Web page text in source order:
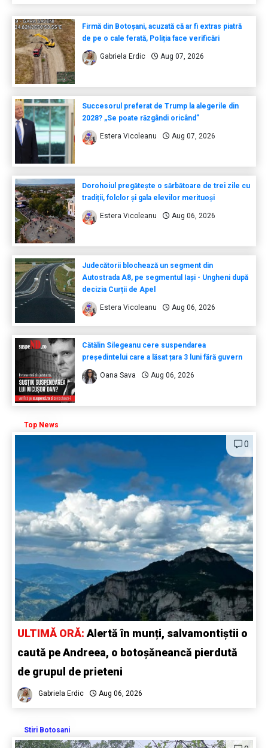
Firmă din Botoșani, acuzată că ar fi extras piatră
de pe o cale ferată, Poliția face verificări
Gabriela Erdic Aug 07, 2026
Succesorul preferat de Trump la alegerile din
2028? „Se poate răzgândi oricând”
Estera Vicoleanu Aug 07, 2026
Dorohoiul pregătește o sărbătoare de trei zile cu
tradiții, folclor și gala elevilor merituoși
Estera Vicoleanu Aug 06, 2026
Judecătorii blochează un segment din
Autostrada A8, pe segmentul Iași - Ungheni după
decizia Curții de Apel
Estera Vicoleanu Aug 06, 2026
Cătălin Silegeanu cere suspendarea
președintelui care a lăsat țara 3 luni fără guvern
Oana Sava Aug 06, 2026
Top News
0
ULTIMĂ ORĂ: Alertă în munți, salvamontiștii o
caută pe Andreea, o botoșăneancă pierdută
de grupul de prieteni
Gabriela Erdic Aug 06, 2026
Stiri Botosani